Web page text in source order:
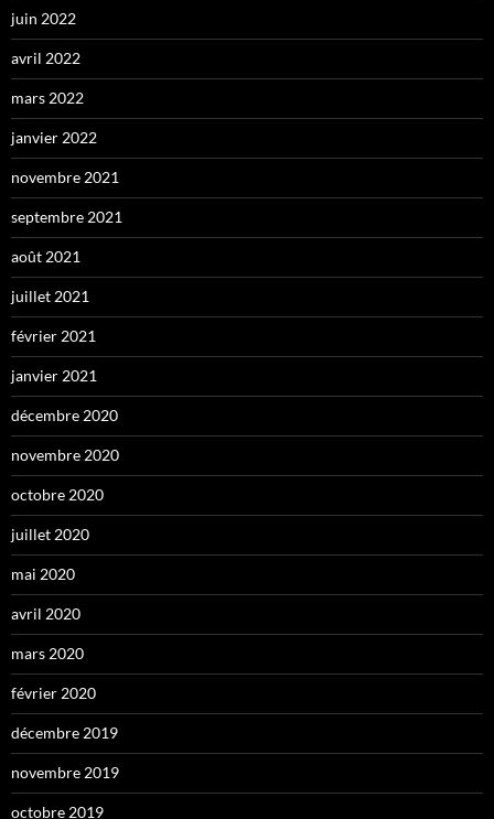
juin 2022
avril 2022
mars 2022
janvier 2022
novembre 2021
septembre 2021
août 2021
juillet 2021
février 2021
janvier 2021
décembre 2020
novembre 2020
octobre 2020
juillet 2020
mai 2020
avril 2020
mars 2020
février 2020
décembre 2019
novembre 2019
octobre 2019